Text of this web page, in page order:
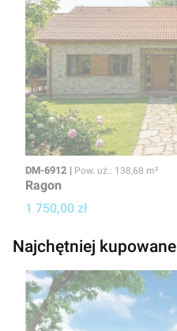
Kod
DM-6912 Powierzchnia użytkowa
Pow. uż.: 138,68 m²
Ragon
Cena projektu
1 750,00 zł
Najchętniej kupowane